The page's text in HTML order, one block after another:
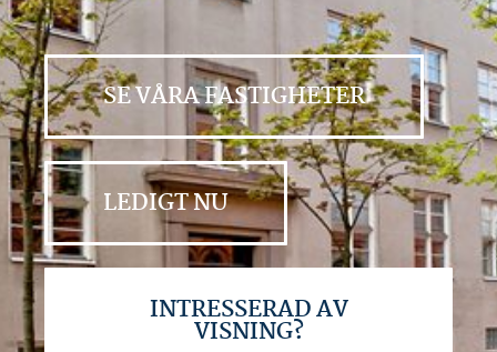
SE VÅRA FASTIGHETER
LEDIGT NU
INTRESSERAD AV
VISNING?